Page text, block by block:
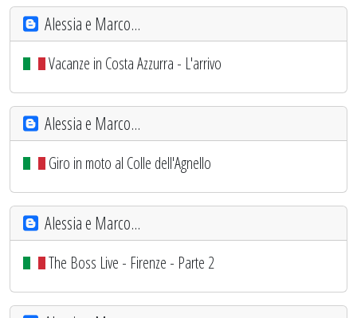
Alessia e Marco...
Vacanze in Costa Azzurra - L'arrivo
Alessia e Marco...
Giro in moto al Colle dell'Agnello
Alessia e Marco...
The Boss Live - Firenze - Parte 2